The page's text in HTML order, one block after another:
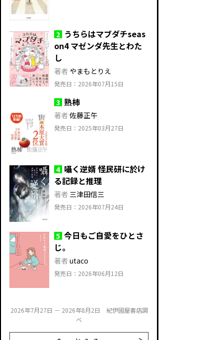
2 うちらはマブダチseas
on4 マゼンダ先生とわた
し
著者 やまもとりえ
発売日：2026年07月15日
3 熟柿
著者 佐藤正午
発売日：2025年03月27日
4 囁く逆婿 怪民研に於け
る記録と推理
著者 三津田信三
発売日：2026年07月24日
5 今日もご自愛をひとさ
じ。
著者 utaco
発売日：2026年06月12日
2026年7月27日 － 2026年8月2日 紀伊國屋書店調
べ